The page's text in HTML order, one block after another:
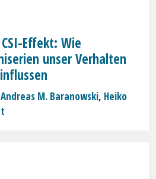
Effekt: Wie
unser Verhalten
Andreas M. Baranowski, Heiko